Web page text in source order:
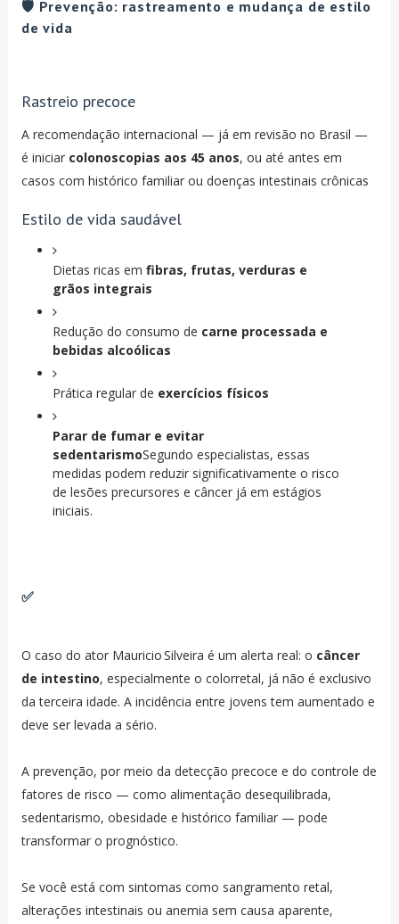
🛡 Prevenção: rastreamento e mudança de estilo
de vida
Rastreio precoce
A recomendação internacional — já em revisão no Brasil —
é iniciar colonoscopias aos 45 anos, ou até antes em
casos com histórico familiar ou doenças intestinais crônicas
Estilo de vida saudável
Dietas ricas em fibras, frutas, verduras e
grãos integrais
Redução do consumo de carne processada e
bebidas alcoólicas
Prática regular de exercícios físicos
Parar de fumar e evitar
sedentarismoSegundo especialistas, essas
medidas podem reduzir significativamente o risco
de lesões precursores e câncer já em estágios
iniciais.
✅
O caso do ator Mauricio Silveira é um alerta real: o câncer
de intestino, especialmente o colorretal, já não é exclusivo
da terceira idade. A incidência entre jovens tem aumentado e
deve ser levada a sério.
A prevenção, por meio da detecção precoce e do controle de
fatores de risco — como alimentação desequilibrada,
sedentarismo, obesidade e histórico familiar — pode
transformar o prognóstico.
Se você está com sintomas como sangramento retal,
alterações intestinais ou anemia sem causa aparente,